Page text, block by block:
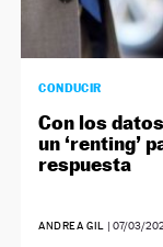
CONDUCIR
Con los
un ‘renting’
respuesta
ANDREA GIL | 07/03/